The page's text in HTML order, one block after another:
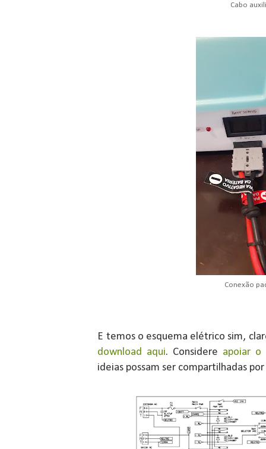
Cabo
Conexão
E temos o esquema elétrico sim,
download aqui. Considere apoiar o
ideias possam ser compartilhadas